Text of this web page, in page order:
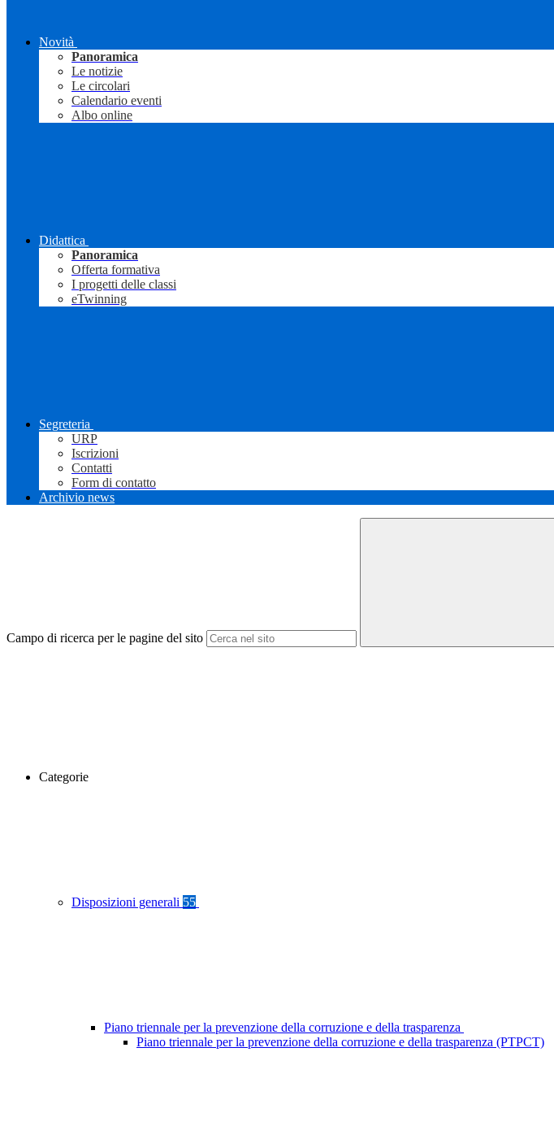
Novità
Panoramica
Le notizie
Le circolari
Calendario eventi
Albo online
Didattica
Panoramica
Offerta formativa
I progetti delle classi
eTwinning
Segreteria
URP
Iscrizioni
Contatti
Form di contatto
Archivio news
Campo di ricerca per le pagine del sito
Categorie
Disposizioni generali 55
Piano triennale per la prevenzione della corruzione e della trasparenza
Piano triennale per la prevenzione della corruzione e della trasparenza (PTPCT)